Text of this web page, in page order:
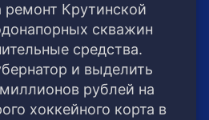
ремонт Крутинской
скважин
средства.
и выделить
рублей на
хоккейного корта в